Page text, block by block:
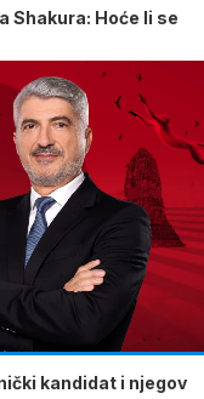
Shakura: Hoće li se
kandidat i njegov